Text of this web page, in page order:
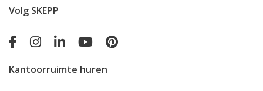
Volg SKEPP
Kantoorruimte huren